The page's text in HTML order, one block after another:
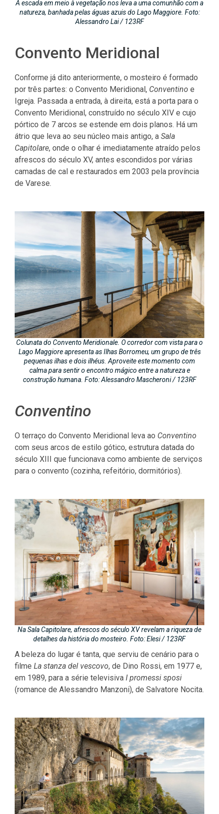
A escada em meio à vegetação nos leva a uma comunhão com a
natureza, banhada pelas águas azuis do Lago Maggiore. Foto:
Alessandro Lai / 123RF
Convento Meridional
Conforme já dito anteriormente, o mosteiro é formado
por três partes: o Convento Meridional, Conventino e
Igreja. Passada a entrada, à direita, está a porta para o
Convento Meridional, construído no século XIV e cujo
pórtico de 7 arcos se estende em dois planos. Há um
átrio que leva ao seu núcleo mais antigo, a Sala
Capitolare, onde o olhar é imediatamente atraído pelos
afrescos do século XV, antes escondidos por várias
camadas de cal e restaurados em 2003 pela província
de Varese.
Colunata do Convento Meridionale. O corredor com vista para o
Lago Maggiore apresenta asIlhas Borromeu, um grupo de três
pequenas ilhas e dois ilhéus. Aproveite este momento com
calma para sentir o encontro mágico entre a natureza e
construção humana. Foto: Alessandro Mascheroni / 123RF
Conventino
O terraço do Convento Meridional leva ao Conventino
com seus arcos de estilo gótico, estrutura datada do
século XIII que funcionava como ambiente de serviços
para o convento (cozinha, refeitório, dormitórios).
Na Sala Capitolare, afrescos do século XV revelam a riqueza de
detalhes da história do mosteiro. Foto: Elesi / 123RF
A beleza do lugar é tanta, que serviu de cenário para o
filme La stanza del vescovo, de Dino Rossi, em 1977 e,
em 1989, para a série televisiva I promessi sposi
(romance de Alessandro Manzoni), de Salvatore Nocita.